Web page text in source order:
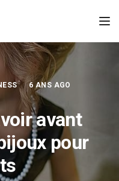
6 ANS AGO
avant
pour